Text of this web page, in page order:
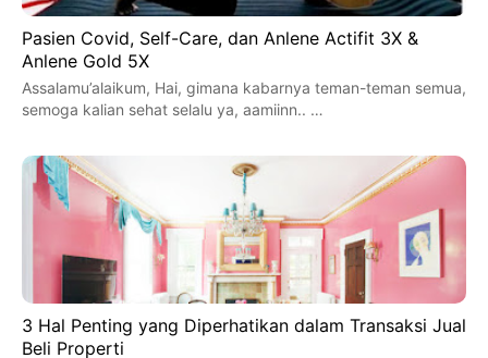
Pasien Covid, Self-Care, dan Anlene Actifit 3X &
Anlene Gold 5X
Assalamu’alaikum, Hai, gimana kabarnya teman-teman semua,
semoga kalian sehat selalu ya, aamiinn.. …
3 Hal Penting yang Diperhatikan dalam Transaksi Jual
Beli Properti